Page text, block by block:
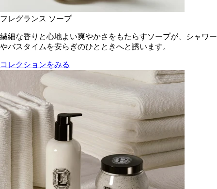
フレグランス ソープ
繊細な香りと心地よい爽やかさをもたらすソープが、シャワー
やバスタイムを安らぎのひとときへと誘います。
コレクションをみる